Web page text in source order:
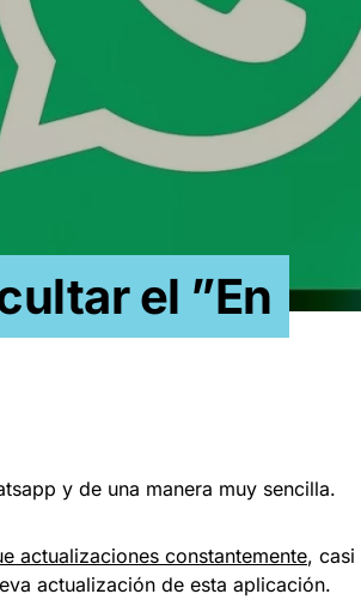
el ”En
y de una manera muy sencilla.
actualizaciones constantemente, casi
actualización de esta aplicación.